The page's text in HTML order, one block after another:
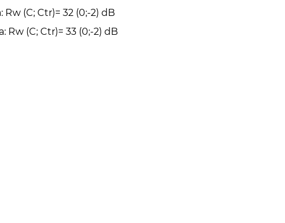
(C; Ctr)= 32 (0;-2) dB
Rw (C; Ctr)= 33 (0;-2) dB